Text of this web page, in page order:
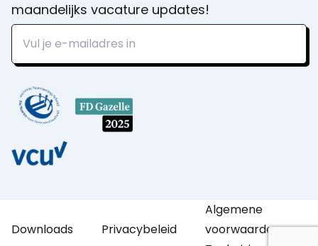
maandelijks vacature updates!
Downloads Privacybeleid
Algemene
voorwaarden